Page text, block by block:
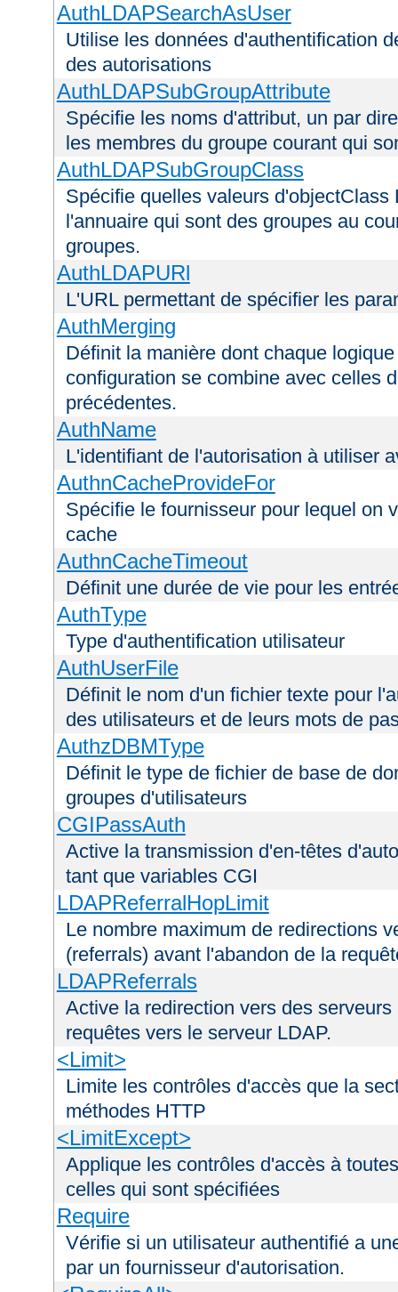
AuthLDAPSearchAsUser
Utilise les données d'authentification
des autorisations
AuthLDAPSubGroupAttribute
Spécifie les noms d'attribut, un par
les membres du groupe courant qui
AuthLDAPSubGroupClass
Spécifie quelles valeurs
l'annuaire qui sont des groupes au
groupes.
AuthLDAPURl
L'URL permettant de spécifier les
AuthMerging
Définit la manière dont chaque
configuration se combine avec celles
précédentes.
AuthName
L'identifiant de l'autorisation à utiliser
AuthnCacheProvideFor
Spécifie le fournisseur pour lequel on
cache
AuthnCacheTimeout
Définit une durée de vie pour les
AuthType
Type d'authentification utilisateur
AuthUserFile
Définit le nom d'un fichier texte pour
des utilisateurs et de leurs mots de
AuthzDBMType
Définit le type de fichier de base de
groupes d'utilisateurs
CGIPassAuth
Active la transmission d'en-têtes
tant que variables CGI
LDAPReferralHopLimit
Le nombre maximum de redirections
(referrals) avant l'abandon de la
LDAPReferrals
Active la redirection vers des
requêtes vers le serveur LDAP.
<Limit>
Limite les contrôles d'accès que la
méthodes HTTP
<LimitExcept>
Applique les contrôles d'accès à
celles qui sont spécifiées
Require
Vérifie si un utilisateur authentifié a
par un fournisseur d'autorisation.